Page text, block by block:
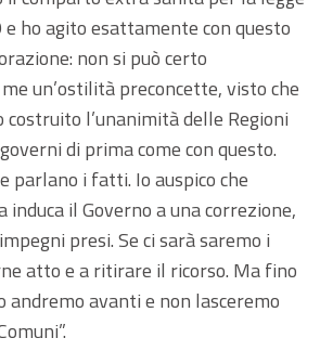
ho agito esattamente con questo
non si può certo
un’ostilità preconcette, visto che
l’unanimità delle Regioni
di prima come con questo.
parlano i fatti. Io auspico che
il Governo a una correzione,
presi. Se ci sarà saremo i
atto e a ritirare il ricorso. Ma fino
andremo avanti e non lasceremo